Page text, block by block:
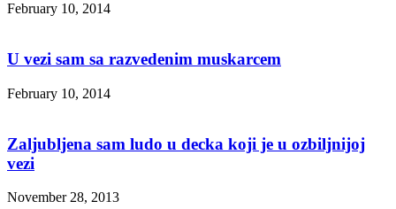
February 10, 2014
U vezi sam sa razvedenim muskarcem
February 10, 2014
Zaljubljena sam ludo u decka koji je u ozbiljnijoj
vezi
November 28, 2013